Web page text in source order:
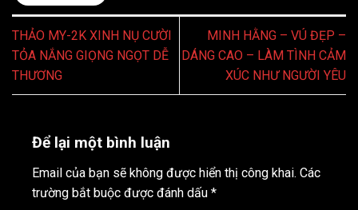
THẢO MY-2K XINH NỤ CƯỜI
TỎA NẮNG GIỌNG NGỌT DỄ
THƯƠNG
MINH HẰNG – VÚ ĐẸP –
DÁNG CAO – LÀM TÌNH CẢM
XÚC NHƯ NGƯỜI YÊU
Để lại một bình luận
Email của bạn sẽ không được hiển thị công khai. Các
trường bắt buộc được đánh dấu *